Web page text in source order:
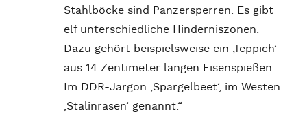
Stahlböcke sind Panzersperren. Es gibt
elf unterschiedliche Hinderniszonen.
Dazu gehört beispielsweise ein ‚Teppich‘
aus 14 Zentimeter langen Eisenspießen.
Im DDR-Jargon ‚Spargelbeet‘, im Westen
‚Stalinrasen‘ genannt.“